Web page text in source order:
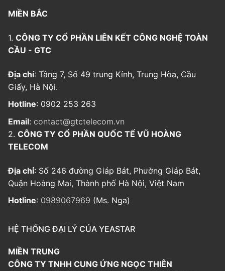
MIỀN BẮC
1. CÔNG TY CỔ PHẦN LIÊN KẾT CÔNG NGHỆ TOÀN
CẦU - GTC
Địa chỉ: Tầng 7, Số 49 trung Kính, Trung Hòa, Cầu
Giấy, Hà Nội.
Hotline: 0902 253 263
Email: contact@gtctelecom.vn
2. CÔNG TY CỔ PHẦN QUỐC TẾ VŨ HOÀNG
TELECOM
Địa chỉ: Số 246 đường Giáp Bát, Phường Giáp Bát,
Quận Hoàng Mai, Thành phố Hà Nội, Việt Nam
Hotline: 0989067969 (Ms. Nga)
HỆ THỐNG ĐẠI LÝ CỦA YEASTAR
MIỀN TRUNG
CÔNG TY TNHH CUNG ỨNG NGỌC THIÊN